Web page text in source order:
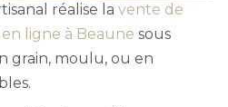
réalise la vente de
ligne à Beaune sous
grain, moulu, ou en